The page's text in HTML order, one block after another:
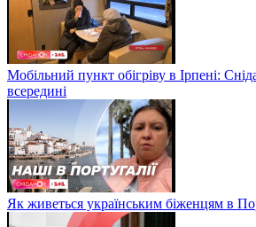
Мобільний пункт обігріву в Ірпені:
всередині
Як живеться українським біженцям в